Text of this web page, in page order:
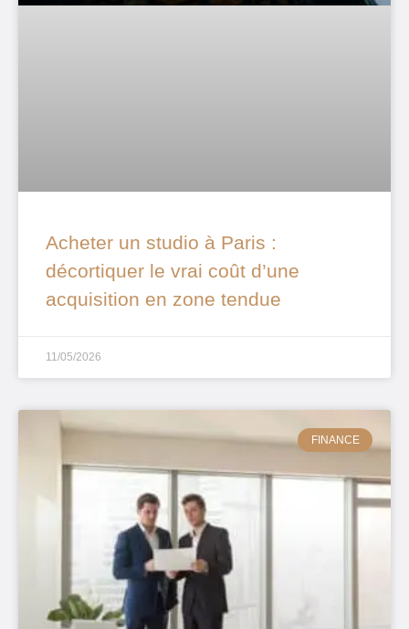
Acheter un studio à Paris :
décortiquer le vrai coût d’une
acquisition en zone tendue
11/05/2026
FINANCE